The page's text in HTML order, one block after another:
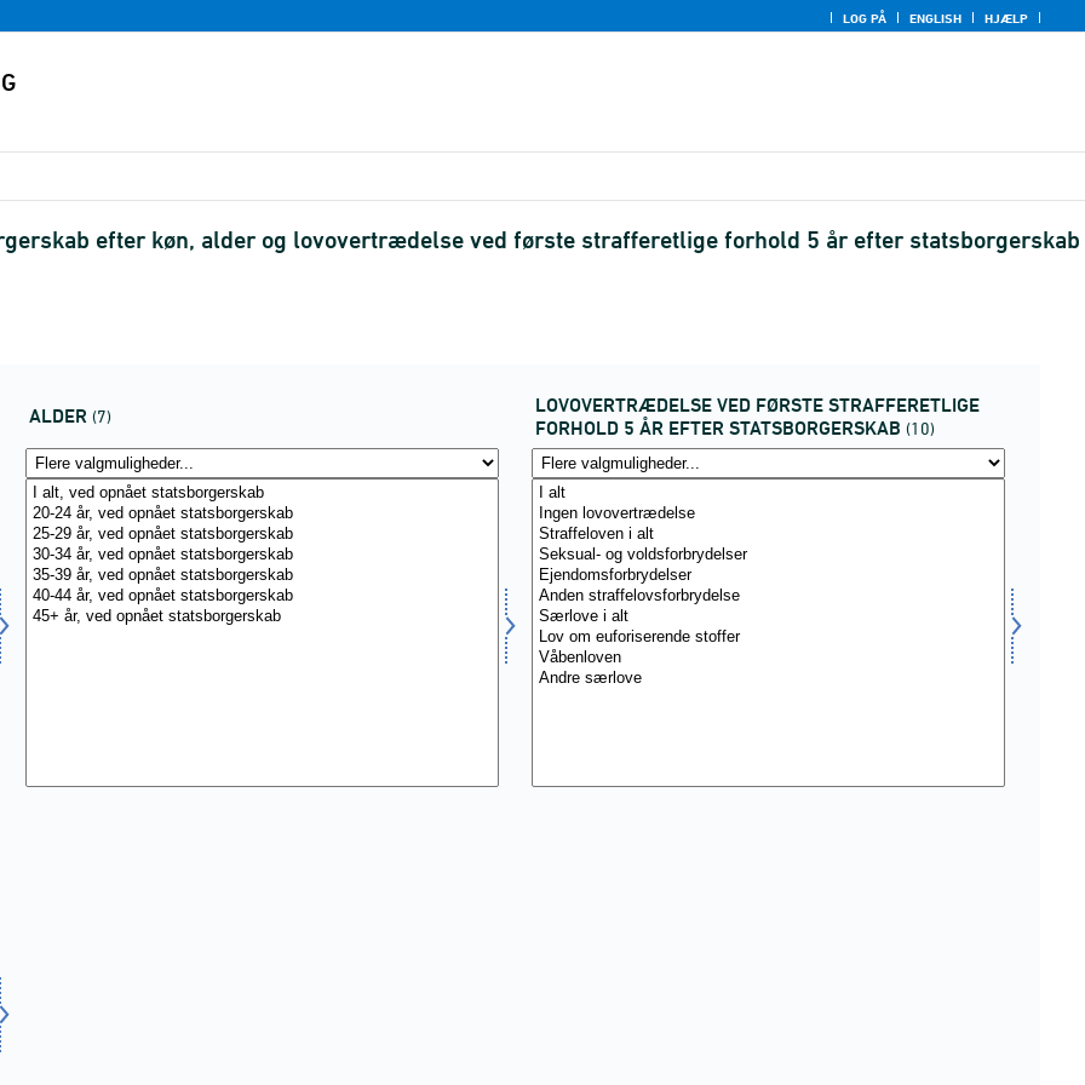
LOG PÅ ENGLISH HJÆLP
efter køn, alder og lovovertrædelse ved første strafferetlige forhold 5 år efter statsborgerskab
ALDER (7)
LOVOVERTRÆDELSE VED FØRSTE STRAFFERETLIGE
FORHOLD 5 ÅR EFTER STATSBORGERSKAB (10)